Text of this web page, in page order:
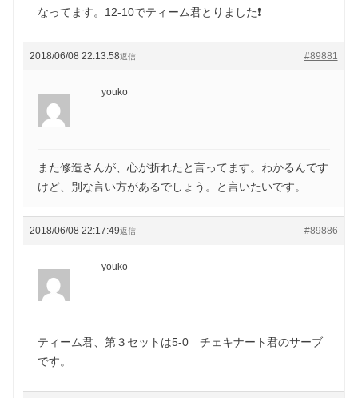
なってます。12-10でティーム君とりました❗
2018/06/08 22:13:58 #89881
返信
youko
また修造さんが、心が折れたと言ってます。わかるんです
けど、別な言い方があるでしょう。と言いたいです。
2018/06/08 22:17:49 #89886
返信
youko
ティーム君、第３セットは5-0 チェキナート君のサーブ
です。